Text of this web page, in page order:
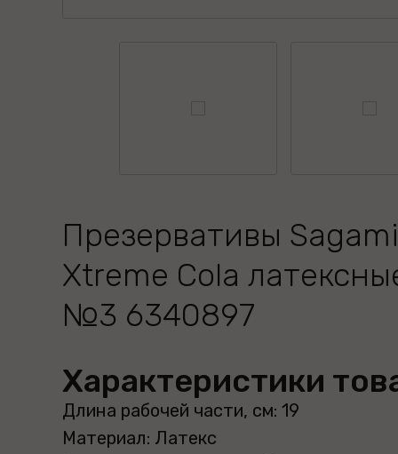
Презервативы Sagami
Xtreme Cola
№3 6340897
Характеристики
Длина рабочей части, см: 19
Материал: Латекс